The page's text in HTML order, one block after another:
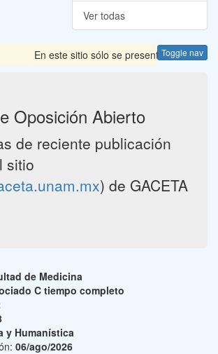
Ver todas
Toggle nav
En este sitio sólo se presentan las
Oposición Abierto
de reciente publicación
sitio
) de GACETA
de Medicina
C tiempo completo
y Humanística
06/ago/2026